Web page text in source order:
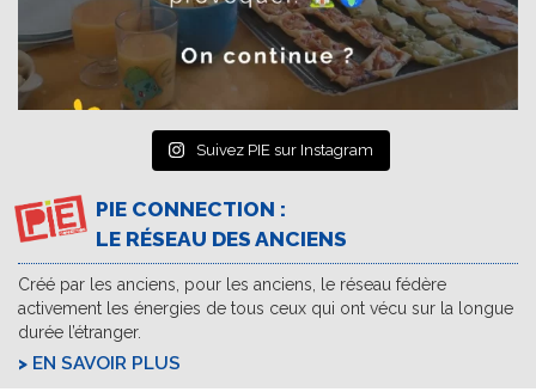
Suivez PIE sur Instagram
PIE CONNECTION :
LE RÉSEAU DES ANCIENS
Créé par les anciens, pour les anciens, le réseau fédère
activement les énergies de tous ceux qui ont vécu sur la longue
durée l’étranger.
EN SAVOIR PLUS